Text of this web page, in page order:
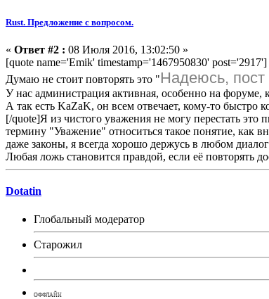
Rust. Предложение с вопросом.
« Ответ #2 : 08 Июля 2016, 13:02:50 »
[quote name='Emik' timestamp='1467950830' post='2917']
Думаю не стоит повторять это "Надеюсь,
У нас администрация активная, особенно на форуме,
А так есть KaZaK, он всем отвечает, кому-то быстро
[/quote]Я из чистого уважения не могу перестать
термину "Уважение" относиться такое понятие, как
даже законы, я всегда хорошо держусь в любом
Любая ложь становится правдой, если её повторять
Dotatin
Глобальный модератор
Старожил
ОФФЛАЙН